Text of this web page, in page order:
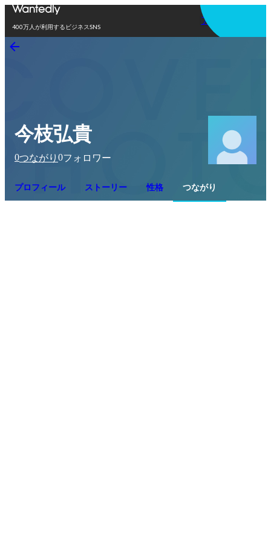
400万人が利用するビジネスSNS
アプリを使う
今枝弘貴
0つながり 0フォロワー
プロフィール ストーリー 性格 つながり